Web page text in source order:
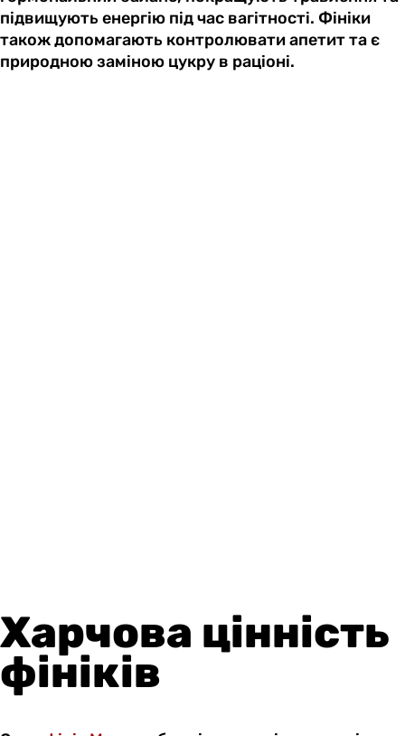
підвищують енергію під час вагітності. Фініки
також допомагають контролювати апетит та є
природною заміною цукру в раціоні.
Харчова цінність
фініків